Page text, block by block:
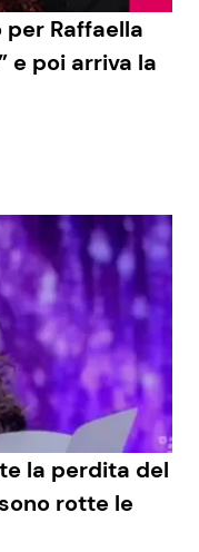
per Raffaella
e poi arriva la
la perdita del
rotte le